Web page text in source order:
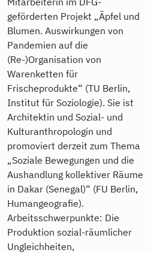
geförderten Projekt „Äpfel und
Blumen. Auswirkungen von
Pandemien auf die
(Re-)Organisation von
Warenketten für
Frischeprodukte“ (TU Berlin,
Institut für Soziologie). Sie ist
Architektin und Sozial- und
Kulturanthropologin und
promoviert derzeit zum Thema
„Soziale Bewegungen und die
Aushandlung kollektiver Räume
in Dakar (Senegal)“ (FU Berlin,
Humangeografie).
Arbeitsschwerpunkte: Die
Produktion sozial-räumlicher
Ungleichheiten,